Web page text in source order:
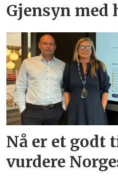
Gjensyn med
Nå er et godt
vurdere